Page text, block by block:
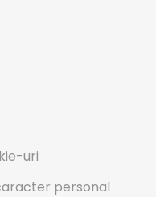
uri
personal